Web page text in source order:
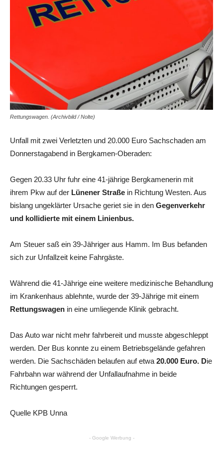
Rettungswagen. (Archivbild / Nolte)
Unfall mit zwei Verletzten und 20.000 Euro Sachschaden am
Donnerstagabend in Bergkamen-Oberaden:
Gegen 20.33 Uhr fuhr eine 41-jährige Bergkamenerin mit
ihrem Pkw auf der Lünener Straße in Richtung Westen. Aus
bislang ungeklärter Ursache geriet sie in den Gegenverkehr
und kollidierte mit einem Linienbus.
Am Steuer saß ein 39-Jähriger aus Hamm. Im Bus befanden
sich zur Unfallzeit keine Fahrgäste.
Während die 41-Jährige eine weitere medizinische Behandlung
im Krankenhaus ablehnte, wurde der 39-Jährige mit einem
Rettungswagen in eine umliegende Klinik gebracht.
Das Auto war nicht mehr fahrbereit und musste abgeschleppt
werden. Der Bus konnte zu einem Betriebsgelände gefahren
werden. Die Sachschäden belaufen auf etwa 20.000 Euro. Die
Fahrbahn war während der Unfallaufnahme in beide
Richtungen gesperrt.
Quelle KPB Unna
- Google Werbung -